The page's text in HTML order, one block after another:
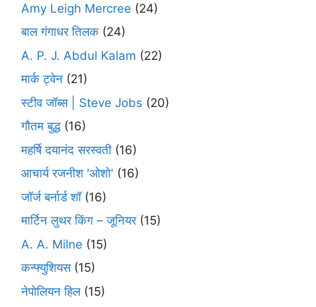
Amy Leigh Mercree (24)
बाल गंगाधर तिलक (24)
A. P. J. Abdul Kalam (22)
मार्क ट्वेन (21)
स्टीव जॉब्स | Steve Jobs (20)
गौतम बुद्ध (16)
महर्षि दयानंद सरस्वती (16)
आचार्य रजनीश 'ओशो' (16)
जॉर्ज बर्नार्ड शॉ(16)
मार्टिन लुथर किंग – जूनियर(15)
A. A. Milne (15)
कन्फ्युशियस(15)
नेपोलियन हिल(15)